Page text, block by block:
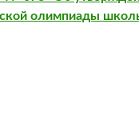
олимпиады